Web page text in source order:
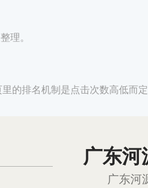
理。
的排名机制是点击次数高低而
广东河
广东河